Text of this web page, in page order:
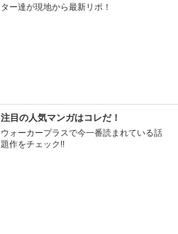
ター達が現地から最新リポ！
注目の人気マンガはコレだ！
ウォーカープラスで今一番読まれている話
題作をチェック!!